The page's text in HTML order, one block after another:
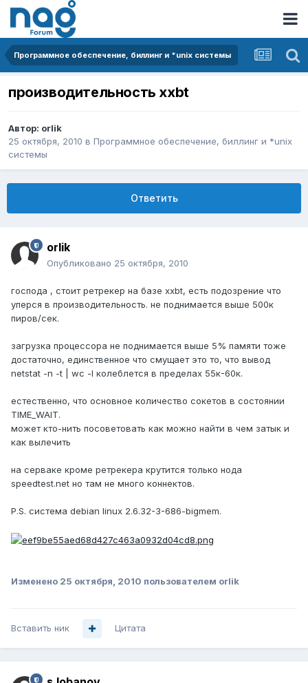
Программное обеспечение, биллинг и *unix системы
производительность xxbt
Автор: orlik
25 октября, 2010 в Программное обеспечение, биллинг и *unix
системы
Ответить
orlik
Опубликовано 25 октября, 2010
господа , стоит ретрекер на базе xxbt, есть подозрение что
уперся в производительность. не поднимается выше 500к
пиров/сек.
загрузка процессора не поднимается выше 5% памяти тоже
достаточно, единственное что смущает это то, что вывод
netstat -n -t | wc -l колеблется в пределах 55к-60к.
естественно, что основное количество сокетов в состоянии
TIME_WAIT.
может кто-нить посоветовать как можно найти в чем затык и
как вылечить
на серваке кроме ретрекера крутится только нода
speedtest.net но там не много коннектов.
P.S. система debian linux 2.6.32-3-686-bigmem.
Изменено 25 октября, 2010 пользователем orlik
Вставить ник Цитата